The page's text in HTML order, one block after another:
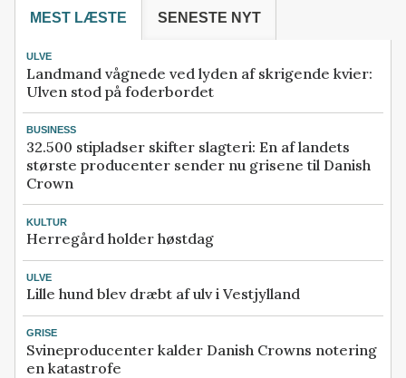
MEST LÆSTE SENESTE NYT
ULVE
Landmand vågnede ved lyden af skrigende kvier:
Ulven stod på foderbordet
BUSINESS
32.500 stipladser skifter slagteri: En af landets
største producenter sender nu grisene til Danish
Crown
KULTUR
Herregård holder høstdag
ULVE
Lille hund blev dræbt af ulv i Vestjylland
GRISE
Svineproducenter kalder Danish Crowns notering
en katastrofe